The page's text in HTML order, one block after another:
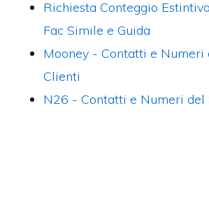
Richiesta Conteggio
Fac Simile e Guida
Mooney - Contatti e Numeri
Clienti
N26 - Contatti e Numeri del